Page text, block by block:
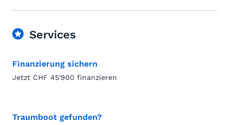
Services
Finanzierung sichern
Jetzt CHF 45'900 finanzieren
Traumboot gefunden?